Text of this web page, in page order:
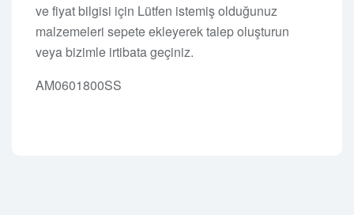
ve fiyat bilgisi için Lütfen istemiş olduğunuz
malzemeleri sepete ekleyerek talep oluşturun
veya bizimle irtibata geçiniz.
AM0601800SS